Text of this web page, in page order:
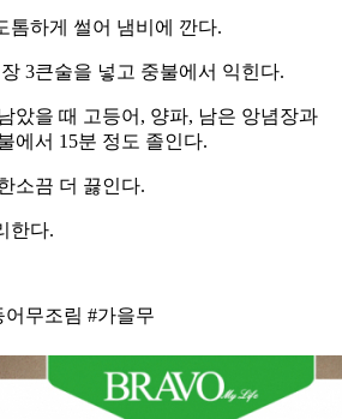
톰하게 썰어 냄비에 깐다.
3큰술을 넣고 중불에서 익힌다.
았을 때 고등어, 양파, 남은 앙념장과
에서 15분 정도 졸인다.
소끔 더 끓인다.
한다.
무조림 #가을무